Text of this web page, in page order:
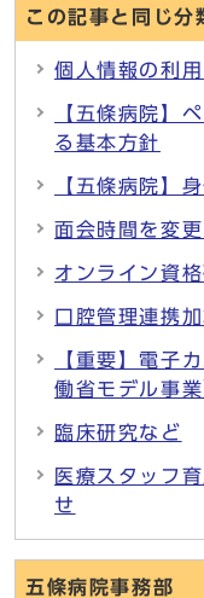
この記事と同じ分
個人情報の利
【五條病院】
る基本方針
【五條病院】
面会時間を変
オンライン資
口腔管理連携
【重要】電子
働省モデル事
臨床研究など
医療スタッフ
せ
五條病院事務部